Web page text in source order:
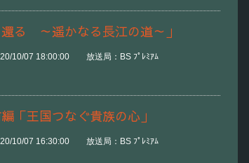
る ～遥かなる長江の道～」
10/07 18:00:00 放送局：BS ﾌﾟﾚﾐｱﾑ
「王国つなぐ貴族の心」
10/07 16:30:00 放送局：BS ﾌﾟﾚﾐｱﾑ